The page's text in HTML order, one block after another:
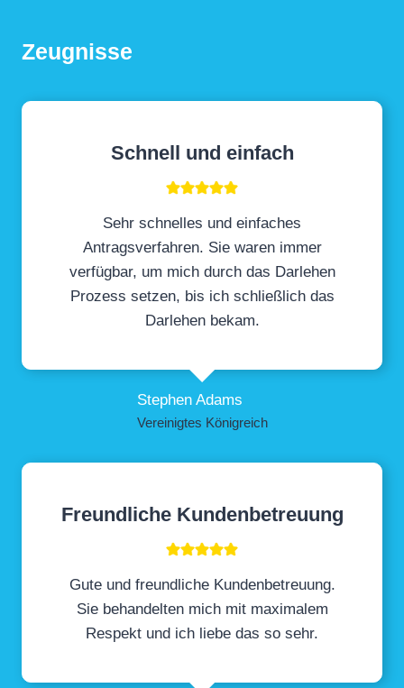
Zeugnisse
Schnell und einfach
Sehr schnelles und einfaches
Antragsverfahren. Sie waren immer
verfügbar, um mich durch das Darlehen
Prozess setzen, bis ich schließlich das
Darlehen bekam.
Stephen Adams
Vereinigtes Königreich
Freundliche Kundenbetreuung
Gute und freundliche Kundenbetreuung.
Sie behandelten mich mit maximalem
Respekt und ich liebe das so sehr.